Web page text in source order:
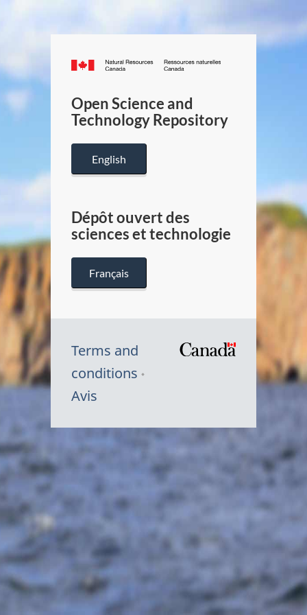
Canada.ca
/
Canada
Open Science and
Technology Repository
English
Dépôt ouvert des
sciences et technologie
Français
Terms and
conditions
Avis
Symbole
Canada